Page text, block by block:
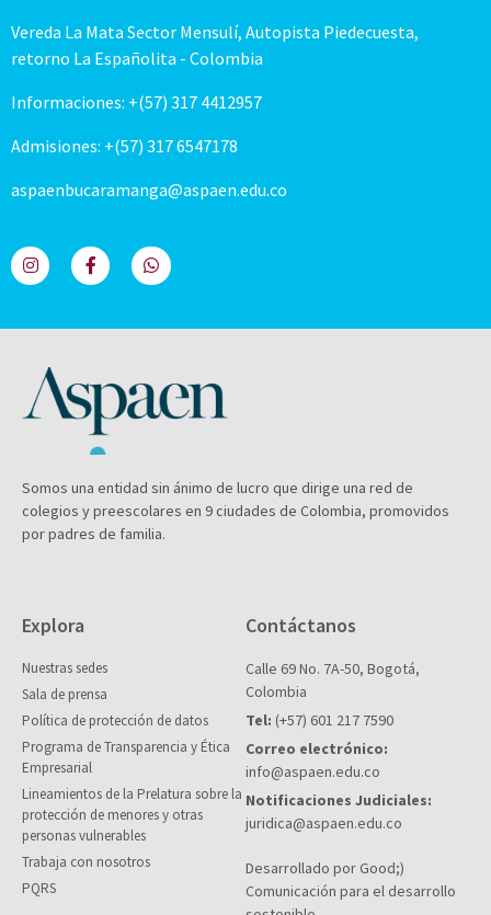
Vereda La Mata Sector Mensulí, Autopista Piedecuesta,
retorno La Españolita - Colombia
Informaciones: +(57) 317 4412957
Admisiones: +(57) 317 6547178
aspaenbucaramanga@aspaen.edu.co
Somos una entidad sin ánimo de lucro que dirige una red de
colegios y preescolares en 9 ciudades de Colombia, promovidos
por padres de familia.
Explora
Nuestras sedes
Sala de prensa
Política de protección de datos
Programa de Transparencia y Ética
Empresarial
Lineamientos de la Prelatura sobre la
protección de menores y otras
personas vulnerables
Trabaja con nosotros
PQRS
Contáctanos
Calle 69 No. 7A-50, Bogotá,
Colombia
Tel: (+57) 601 217 7590
Correo electrónico:
info@aspaen.edu.co
Notificaciones Judiciales:
juridica@aspaen.edu.co
Desarrollado por Good;)
Comunicación para el desarrollo